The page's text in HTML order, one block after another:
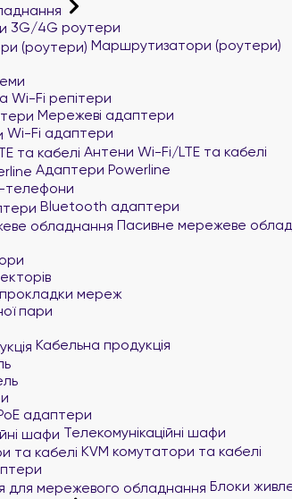
3G/4G роутери
Маршрутизатори (роутери)
Wi-Fi репітери
Мережеві адаптери
Wi-Fi адаптери
Антени Wi-Fi/LTE та кабелі
Адаптери Powerline
телефони
Bluetooth адаптери
Пасивне мережеве
мереж
пари
Кабельна продукція
адаптери
Телекомунікаційні шафи
KVM комутатори та кабелі
Блоки